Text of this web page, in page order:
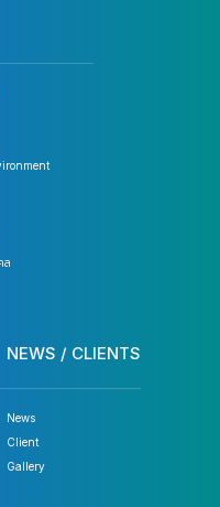
ล
NEWS / CLIENTS
News
Client
Gallery